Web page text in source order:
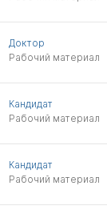
Доктор
Рабочий материал
Кандидат
Рабочий материал
Кандидат
Рабочий материал